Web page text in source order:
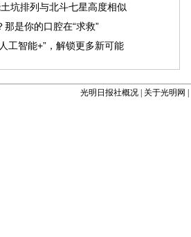
光明日报社概况 关于光明网